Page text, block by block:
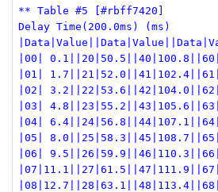
** Table #5 [#rbff7420]
Delay Time(200.0ms) (ms)
|00|
|01|
|02|
|03|
|04|
|05|
|06|